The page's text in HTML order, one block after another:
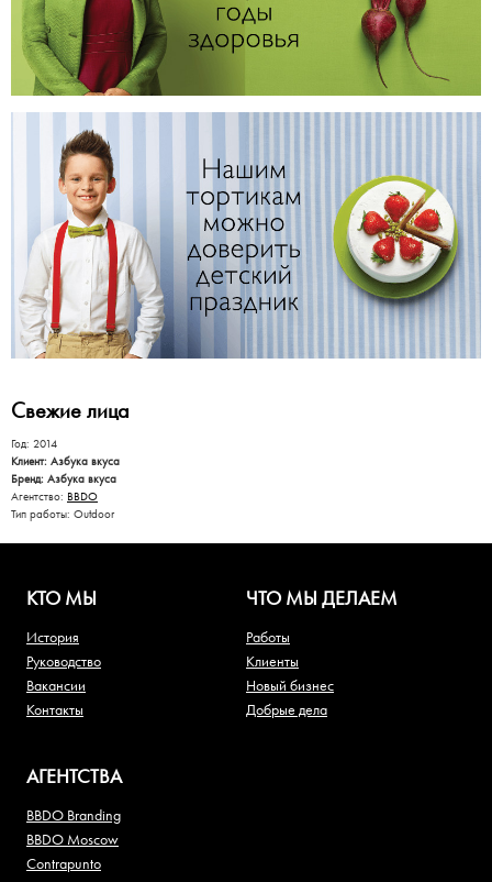
Свежие лица
Год: 2014
Клиент: Азбука вкуса
Бренд: Азбука вкуса
Агентство: BBDO
Тип работы: Outdoor
КТО МЫ
История
Руководство
Вакансии
Контакты
ЧТО МЫ ДЕЛАЕМ
Работы
Клиенты
Новый бизнес
Добрые дела
АГЕНТСТВА
BBDO Branding
BBDO Moscow
Contrapunto